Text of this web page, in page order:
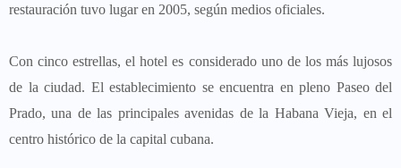
restauración tuvo lugar en 2005, según medios oficiales.
Con cinco estrellas, el hotel es considerado uno de los más lujosos
de la ciudad. El establecimiento se encuentra en pleno Paseo del
Prado, una de las principales avenidas de la Habana Vieja, en el
centro histórico de la capital cubana.